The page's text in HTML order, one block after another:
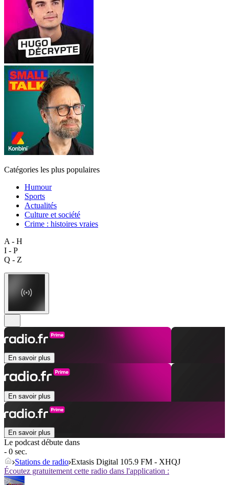
Catégories les plus populaires
Humour
Sports
Actualités
Culture et société
Crime : histoires vraies
A - H
I - P
Q - Z
En savoir plus
En savoir plus
En savoir plus
Le podcast débute dans
- 0 sec.
Stations de radio Extasis Digital 105.9 FM - XHQJ
Écoutez gratuitement cette radio dans l'application :